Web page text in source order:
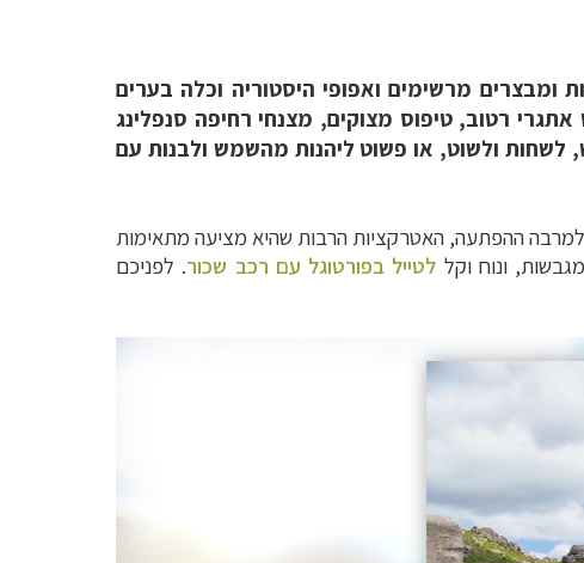
ומבצרים מרשימים ואפופי היסטוריה וכלה בערים
רטוב, טיפוס מצוקים, מצנחי רחיפה סנפלינג
לשחות ולשוט, או פשוט ליהנות מהשמש ולבנות עם
ההפתעה, האטרקציות הרבות שהיא מציעה מתאימות
ונוח וקל לטייל בפורטוגל עם רכב שכור. לפניכם